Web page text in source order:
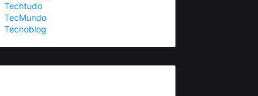
Techtudo
TecMundo
Tecnoblog